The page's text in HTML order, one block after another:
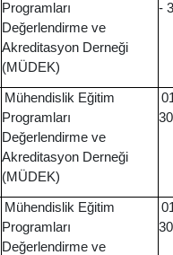
Programları
Değerlendirme ve
Akreditasyon Derneği
(MÜDEK)
-
Mühendislik Eğitim
Programları
Değerlendirme ve
Akreditasyon Derneği
(MÜDEK)
Mühendislik Eğitim
Programları
Değerlendirme ve